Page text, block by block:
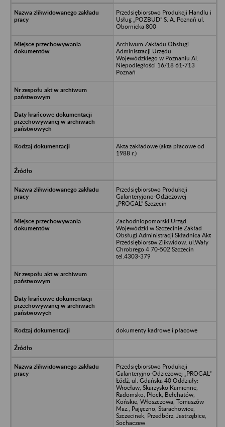
Przedsiębiorstwo Produkcji Handlu i
Usług „POZBUD” S. A. Poznań ul.
Obornicka 800
Archiwum Zakładu Obsługi
Administracji Urzędu
Wojewódzkiego w Poznaniu Al.
Niepodległości 16/18 61-713
Poznań
Akta zakładowe (akta płacowe od
1988 r.)
Przedsiębiorstwo Produkcji
Galanteryjono-Odzieżowej
„PROGAL” Szczecin
Zachodniopomorski Urząd
Wojewódzki w Szczecinie Zakład
Obsługi Administracji Składnica Akt
Przedsiębiorstw Zlikwidow. ul.Wały
Chrobrego 4 70-502 Szczecin
tel.4303-379
dokumenty kadrowe i płacowe
Przedsiębiorstwo Produkcji
Galanteryjno-Odzieżowej „PROGAL”
Łódź, ul. Gdańska 40 Oddziały:
Wrocław, Skarżysko Kamienne,
Radomsko, Płock, Bełchatów,
Końskie, Włoszczowa, Tomaszów
Maz., Pajęczno, Starachowice,
Szczecinek, Przedbórz, Jastrzębice,
Sochaczew